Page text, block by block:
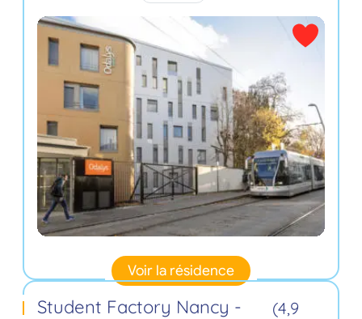
Voir la résidence
Student Factory Nancy -
(4,9